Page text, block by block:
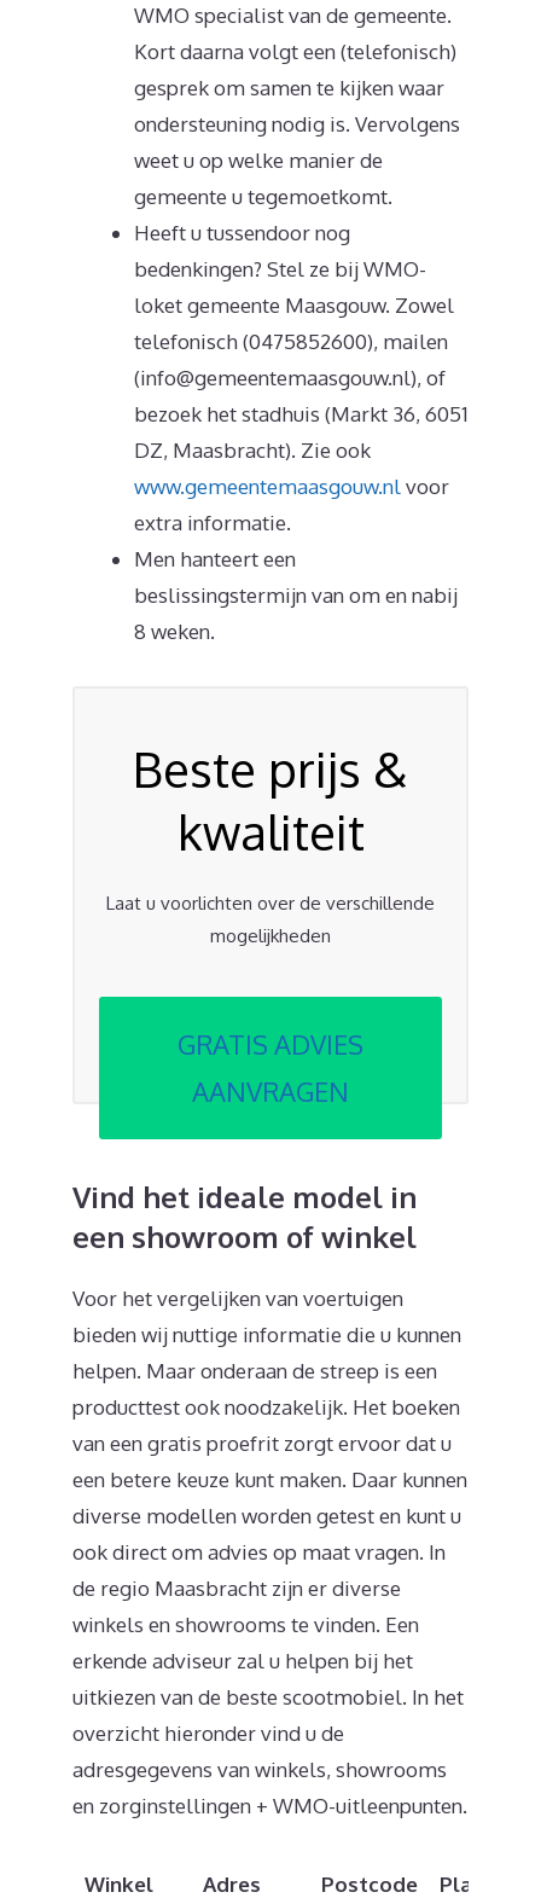
WMO specialist van de gemeente.
Kort daarna volgt een (telefonisch)
gesprek om samen te kijken waar
ondersteuning nodig is. Vervolgens
weet u op welke manier de
gemeente u tegemoetkomt.
Heeft u tussendoor nog
bedenkingen? Stel ze bij WMO-
loket gemeente Maasgouw. Zowel
telefonisch (0475852600), mailen
(info@gemeentemaasgouw.nl), of
bezoek het stadhuis (Markt 36, 6051
DZ, Maasbracht). Zie ook
www.gemeentemaasgouw.nlvoor
extra informatie.
Men hanteert een
beslissingstermijn van om en nabij
8 weken.
Beste prijs &
kwaliteit
Laat u voorlichten over de verschillende
mogelijkheden
GRATIS ADVIES
AANVRAGEN
Vind het ideale model in
een showroom of winkel
Voor het vergelijken van voertuigen
bieden wij nuttige informatie die u kunnen
helpen. Maar onderaan de streep is een
producttest ook noodzakelijk. Het boeken
van een gratis proefrit zorgt ervoor dat u
een betere keuze kunt maken. Daar kunnen
diverse modellen worden getest en kunt u
ook direct om advies op maat vragen. In
de regio Maasbracht zijn er diverse
winkels en showrooms te vinden. Een
erkende adviseur zal u helpen bij het
uitkiezen van de beste scootmobiel. In het
overzicht hieronder vind u de
adresgegevens van winkels, showrooms
en zorginstellingen + WMO-uitleenpunten.
Winkel Adres Postcode Plaats